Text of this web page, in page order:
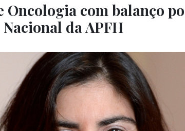
Oncologia com balanço
da APFH